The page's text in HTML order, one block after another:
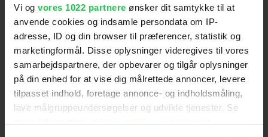
Vi og vores 1022 partnere ønsker dit samtykke til at
anvende cookies og indsamle persondata om IP-
adresse, ID og din browser til præferencer, statistik og
marketingformål. Disse oplysninger videregives til vores
samarbejdspartnere, der opbevarer og tilgår oplysninger
på din enhed for at vise dig målrettede annoncer, levere
tilpasset indhold, foretage annonce- og indholdsmåling,
lave målgruppeundersøgelser og udvikle tjenester. Se
Anmeldelser fra medierne
Distributør: SF Film